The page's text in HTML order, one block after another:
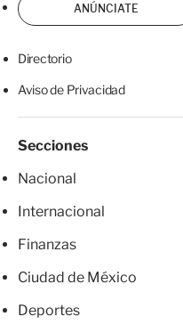
ANÚNCIATE
Directorio
Aviso de Privacidad
Secciones
Nacional
Internacional
Finanzas
Ciudad de México
Deportes